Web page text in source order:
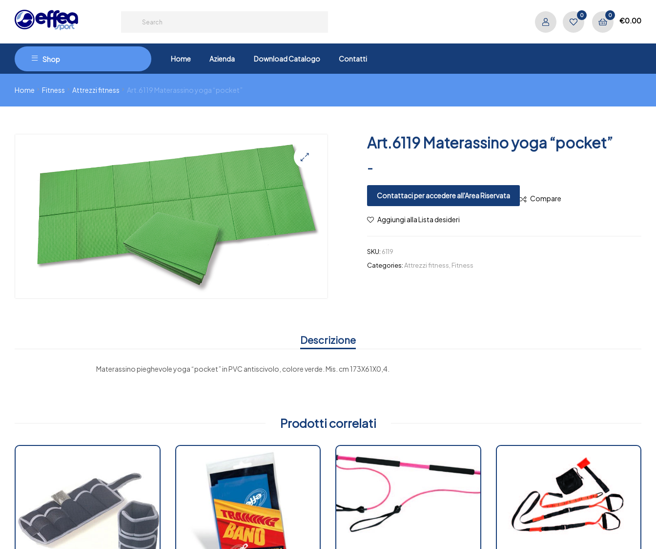
0 0
€0.00
Shop Home Azienda Download Catalogo Contatti
Home Fitness Attrezzi fitness Art.6119 Materassino yoga “pocket”
🔍
PREV
Art.6119 Materassino yoga “pocket”
-
Contattaci per accedere all'Area Riservata Compare
Aggiungi alla Lista desideri
SKU: 6119
Categories:Attrezzi fitness, Fitness
Descrizione
Materassino pieghevole yoga “pocket” in PVC antiscivolo, colore verde. Mis. cm 173X61X0,4.
Prodotti correlati